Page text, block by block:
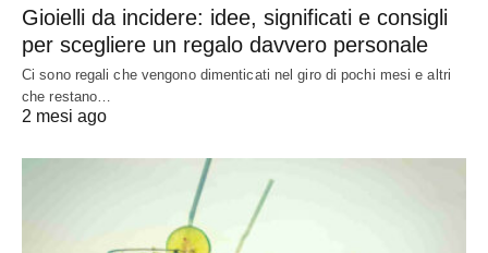
Gioielli da incidere: idee, significati e consigli
per scegliere un regalo davvero personale
Ci sono regali che vengono dimenticati nel giro di pochi mesi e altri
che restano…
2 mesi ago